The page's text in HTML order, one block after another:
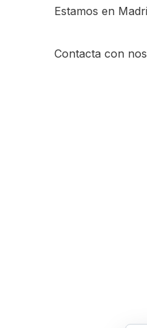
Estamos en
Contacta con